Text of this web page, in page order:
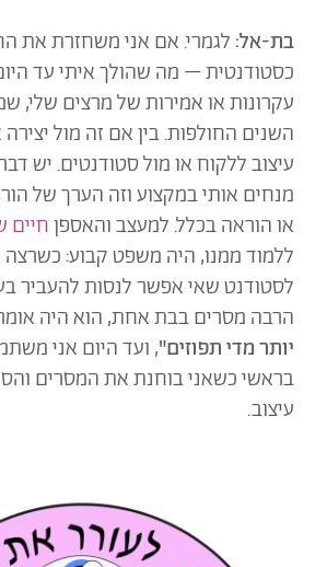
בת-אל: לגמרי. אם אני משחזרת את
כסטודנטית – מה שהולך איתי עד
עקרונות או אמירות של מרצים שלי,
השנים החולפות. בין אם זה מול
עיצוב ללקוח או מול סטודנטים. יש
מנחים אותי במקצוע וזה הערך של
או הוראה בכלל. למעצב והאספןחיים
ללמוד ממנו, היה משפט קבוע: כשרצה
לסטודנט שאי אפשר לנסות להעביר
הרבה מסרים בבת אחת, הוא היה
יותר מדי תפוזים", ועד היום אני
בראשי כשאני בוחנת את המסרים
עיצוב.